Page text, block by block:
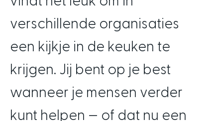
verschillende organisaties
een kijkje in de keuken te
krijgen. Jij bent op je best
wanneer je mensen verder
kunt helpen — of dat nu een